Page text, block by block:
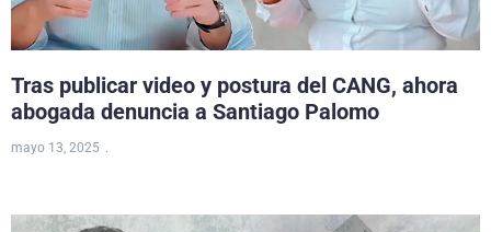
Tras publicar video y postura del CANG, ahora
abogada denuncia a Santiago Palomo
mayo 13, 2025